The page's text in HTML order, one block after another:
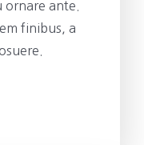
ornare ante.
finibus, a